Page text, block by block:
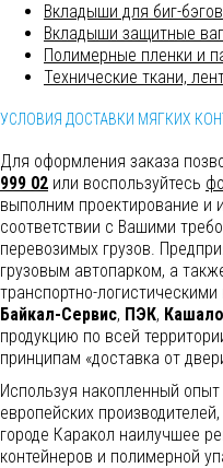
Вкладыши для биг-бэгов
Вкладыши защитные
Полимерные пленки и
Технические ткани,
УСЛОВИЯ ДОСТАВКИ МЯГКИХ
Для оформления заказа
999 02 или воспользуйтесь
выполним проектирование и
соответствии с Вашими
перевозимых грузов.
грузовым автопарком, а
транспортно-
Байкал-Сервис, ПЭК,
продукцию по всей
принципам «доставка от
Используя накопленный
европейских
городе Каракол наилучшее
контейнеров и полимерной